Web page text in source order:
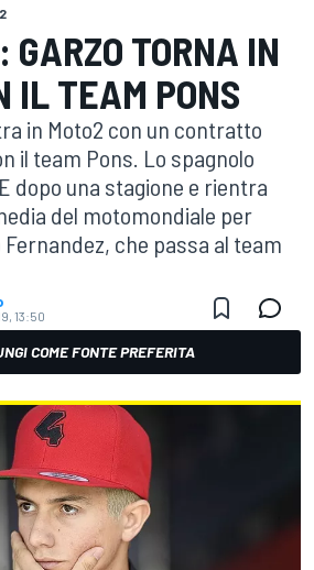
TORNA IN
IL TEAM PONS
in Moto2 con un contratto
il team Pons. Lo spagnolo
dopo una stagione e rientra
del motomondiale per
che passa al team
13:50
COME FONTE PREFERITA